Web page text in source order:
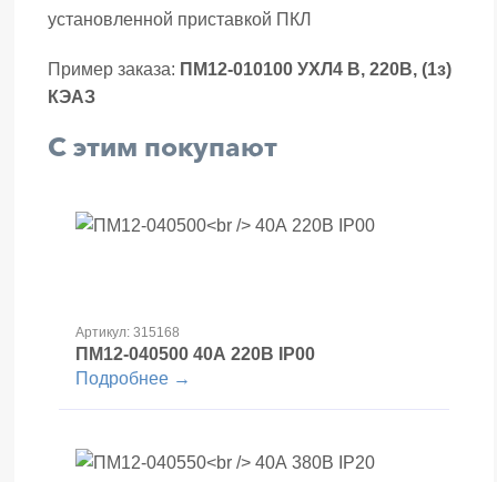
установленной приставкой ПКЛ
Пример заказа: ПМ12-010100 УХЛ4 В, 220В, (1з)
КЭАЗ
С этим покупают
Артикул: 315168
ПМ12-040500 40А 220В IP00
Подробнее →